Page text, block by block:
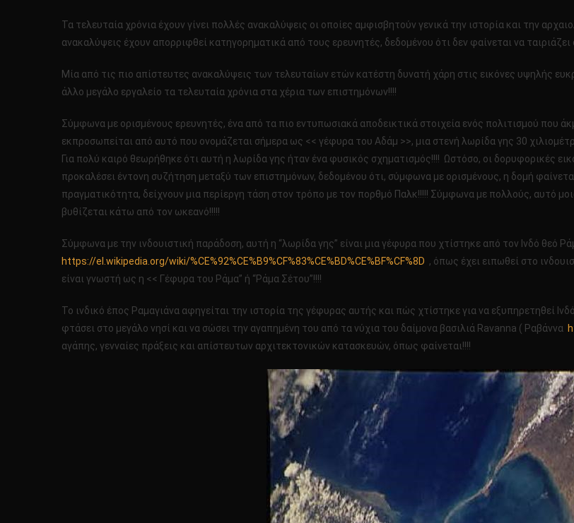
Τα τελευταία χρόνια έχουν γίνει πολλές ανακαλύψεις οι οποίες αμφισβητούν γενικά την ιστορία και την
ανακαλύψεις έχουν απορριφθεί κατηγορηματικά από τους ερευνητές, δεδομένου ότι δεν φαίνεται να ταιριάζει
Μία από τις πιο απίστευτες ανακαλύψεις των τελευταίων ετών κατέστη δυνατή χάρη στις εικόνες υψηλής
άλλο μεγάλο εργαλείο τα τελευταία χρόνια στα χέρια των επιστημόνων!!!!
Σύμφωνα με ορισμένους ερευνητές, ένα από τα πιο εντυπωσιακά αποδεικτικά στοιχεία ενός πολιτισμού που
εκπροσωπείται από αυτό που ονομάζεται σήμερα ως << γέφυρα του Αδάμ >>, μια στενή λωρίδα γης 30
Για πολύ καιρό θεωρήθηκε ότι αυτή η λωρίδα γης ήταν ένα φυσικός σχηματισμός!!!! Ωστόσο, οι δορυφορικές
προκαλέσει έντονη συζήτηση μεταξύ των επιστημόνων, δεδομένου ότι, σύμφωνα με ορισμένους, η δομή
πραγματικότητα, δείχνουν μια περίεργη τάση στον τρόπο με τον πορθμό Παλκ!!!!! Σύμφωνα με πολλούς, αυτό
βυθίζεται κάτω από τον ωκεανό!!!!!
Σύμφωνα με την ινδουιστική παράδοση, αυτή η “λωρίδα γης” είναι μια γέφυρα που χτίστηκε από τον Ινδό θεό
https://el.wikipedia.org/wiki/%CE%92%CE%B9%CF%83%CE%BD%CE%BF%CF%8D , όπως έχει ειπωθεί στο
είναι γνωστή ως η << Γέφυρα του Ράμα” ή “Ράμα Σέτου”!!!!
Το ινδικό έπος Ραμαγιάνα αφηγείται την ιστορία της γέφυρας αυτής και πώς χτίστηκε για να εξυπηρετηθεί
φτάσει στο μεγάλο νησί και να σώσει την αγαπημένη του από τα νύχια του δαίμονα βασιλιά Ravanna ( Ραβάννα
αγάπης, γενναίες πράξεις και απίστευτων αρχιτεκτονικών κατασκευών, όπως φαίνεται!!!!